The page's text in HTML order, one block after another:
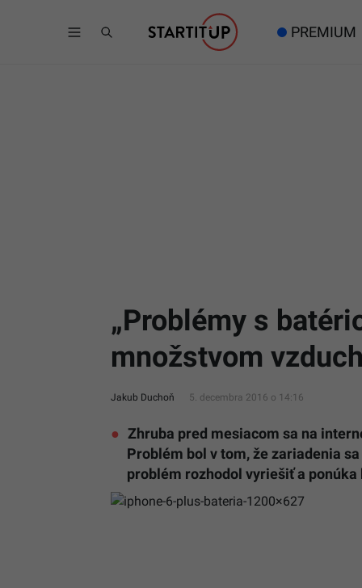
PREMIUM
„Problémy s
množstvom
Jakub Duchoň 5. decembra 2016 o 14:16
Zhruba pred mesiacom sa na
Problém bol v tom, že zariadenia
problém rozhodol vyriešiť a